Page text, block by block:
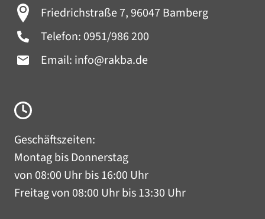
Friedrichstraße 7, 96047 Bamberg
Telefon: 0951/986 200
Email: info@rakba.de
Geschäftszeiten:
Montag bis Donnerstag
von 08:00 Uhr bis 16:00 Uhr
Freitag von 08:00 Uhr bis 13:30 Uhr